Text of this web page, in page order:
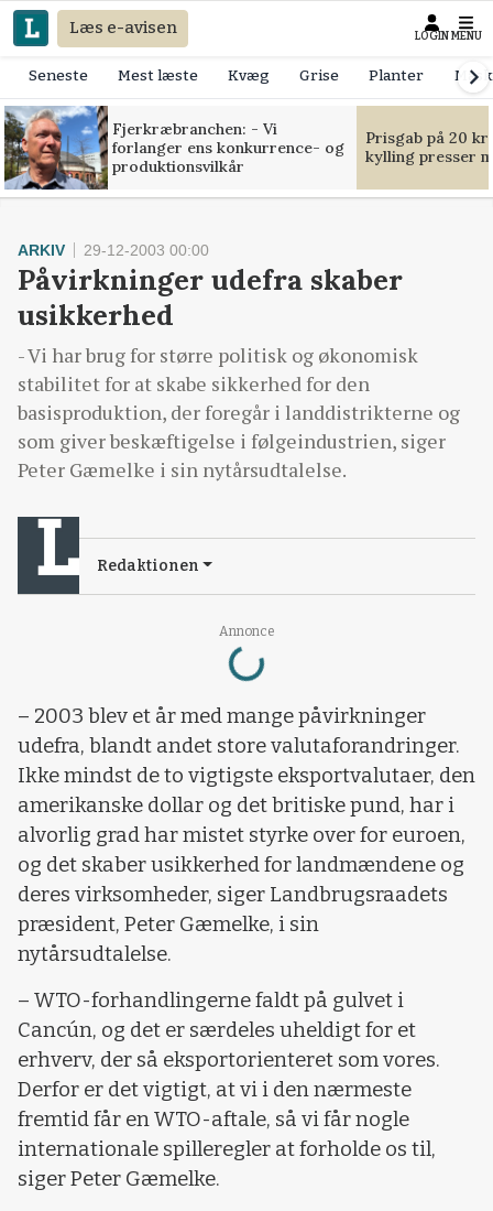
Læs e-avisen LOGIN MENU
Seneste Mest læste Kvæg Grise Planter
Fjerkræbranchen: - Vi
forlanger ens konkurrence- og
produktionsvilkår
Prisgab på 20
kylling presser
Annonce
Loading...
ARKIV 29-12-2003 00:00
Påvirkninger udefra skaber
usikkerhed
- Vi har brug for større politisk og økonomisk
stabilitet for at skabe sikkerhed for den
basisproduktion, der foregår i landdistrikterne og
som giver beskæftigelse i følgeindustrien, siger
Peter Gæmelke i sin nytårsudtalelse.
Redaktionen
– 2003 blev et år med mange påvirkninger
udefra, blandt andet store valutaforandringer.
Ikke mindst de to vigtigste eksportvalutaer, den
amerikanske dollar og det britiske pund, har i
alvorlig grad har mistet styrke over for euroen,
og det skaber usikkerhed for landmændene og
deres virksomheder, siger Landbrugsraadets
præsident, Peter Gæmelke, i sin
nytårsudtalelse.
– WTO-forhandlingerne faldt på gulvet i
Cancún, og det er særdeles uheldigt for et
erhverv, der så eksportorienteret som vores.
Derfor er det vigtigt, at vi i den nærmeste
fremtid får en WTO-aftale, så vi får nogle
internationale spilleregler at forholde os til,
siger Peter Gæmelke.